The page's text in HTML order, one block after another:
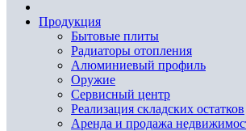
Продукция
Бытовые плиты
Радиаторы отопления
Алюминиевый профиль
Оружие
Сервисный центр
Реализация складских остатков
Аренда и продажа